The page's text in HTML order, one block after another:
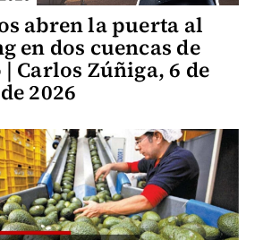
abren la puerta al
en dos cuencas de
Carlos Zúñiga, 6 de
2026